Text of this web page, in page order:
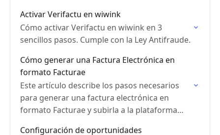
Activar Verifactu en wiwink
Cómo activar Verifactu en wiwink en 3
sencillos pasos. Cumple con la Ley Antifraude.
Cómo generar una Factura Electrónica en
formato Facturae
Este artículo describe los pasos necesarios
para generar una factura electrónica en
formato Facturae y subirla a la plataforma
Configuración de oportunidades